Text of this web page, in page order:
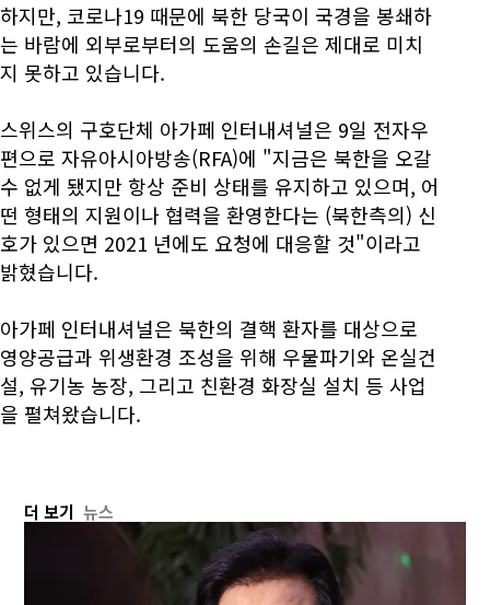
하지만, 코로나19 때문에 북한 당국이 국경을 봉쇄하
는 바람에 외부로부터의 도움의 손길은 제대로 미치
지 못하고 있습니다.
스위스의 구호단체 아가페 인터내셔널은 9일 전자우
편으로 자유아시아방송(RFA)에 "지금은 북한을 오갈
수 없게 됐지만 항상 준비 상태를 유지하고 있으며, 어
떤 형태의 지원이나 협력을 환영한다는 (북한측의) 신
호가 있으면 2021 년에도 요청에 대응할 것"이라고
밝혔습니다.
아가페 인터내셔널은 북한의 결핵 환자를 대상으로
영양공급과 위생환경 조성을 위해 우물파기와 온실건
설, 유기농 농장, 그리고 친환경 화장실 설치 등 사업
을 펼쳐왔습니다.
더 보기 뉴스